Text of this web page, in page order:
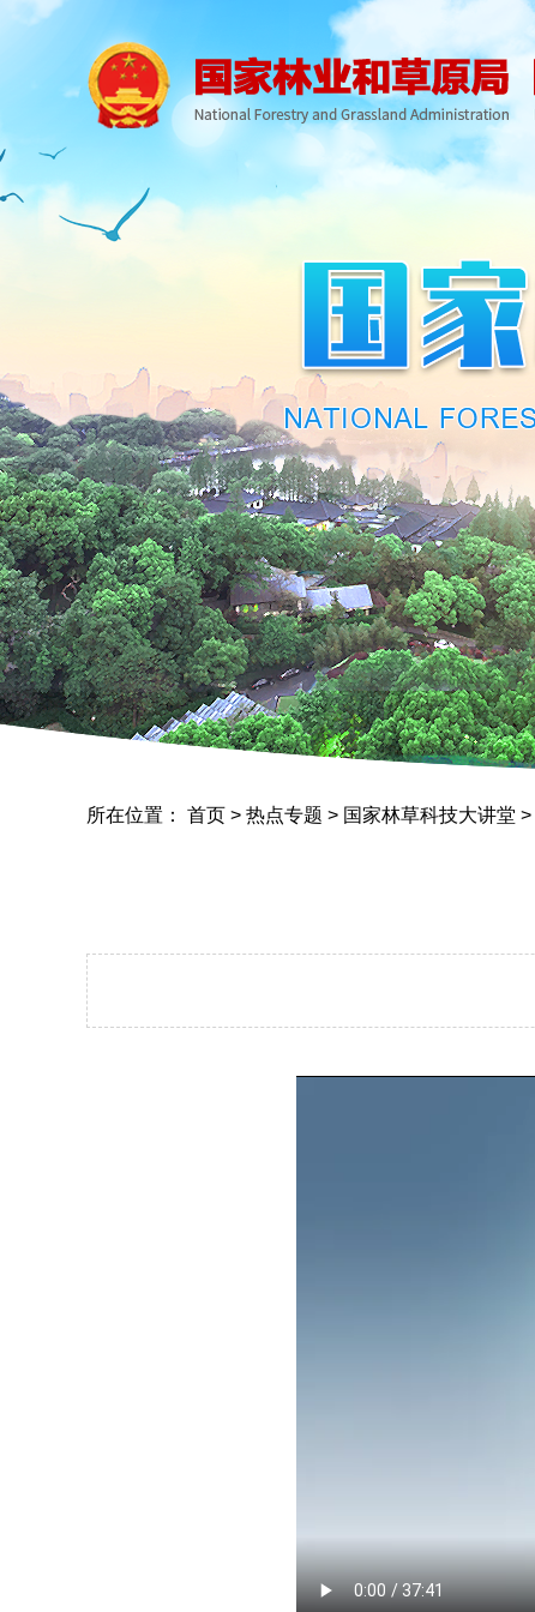
所在位置： 首页 > 热点专题 > 国家林草科技大讲堂 >